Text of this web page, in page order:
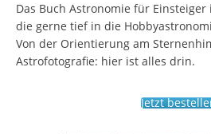
Das Buch Astronomie für
die gerne tief in die
Von der Orientierung am
Astrofotografie: hier ist alles drin.
Jetzt